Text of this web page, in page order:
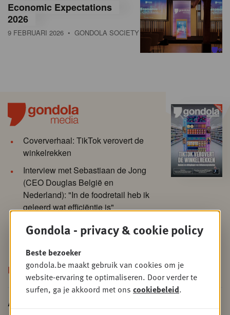
Economic Expectations
2026
9 FEBRUARI 2026 • GONDOLA SOCIETY
Coververhaal: TikTok verovert de
winkelrekken
Interview met Sebastiaan de Jong
(CEO Douglas België en
Nederland): "In de foodretail heb ik
geleerd wat efficiëntie is"
Dossiers: back to school, spicy
producten, dierenvoeding,
betalingen, fieldmarketing ...
Bekijk de nieuwste editie!
Abonneer je op onze nieuwsbrief!
Gondola - privacy & cookie policy
Beste bezoeker
gondola.be maakt gebruik van cookies om je
website-ervaring te optimaliseren. Door verder te
surfen, ga je akkoord met ons cookiebeleid.